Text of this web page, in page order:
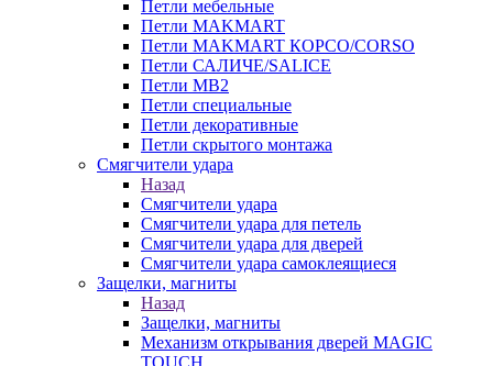
Петли мебельные
Петли MAKMART
Петли MAKMART КОРСО/CORSO
Петли САЛИЧЕ/SALICE
Петли MB2
Петли специальные
Петли декоративные
Петли скрытого монтажа
Смягчители удара
Назад
Смягчители удара
Смягчители удара для петель
Смягчители удара для дверей
Cмягчители удара самоклеящиеся
Защелки, магниты
Назад
Защелки, магниты
Механизм открывания дверей MAGIC
TOUCH